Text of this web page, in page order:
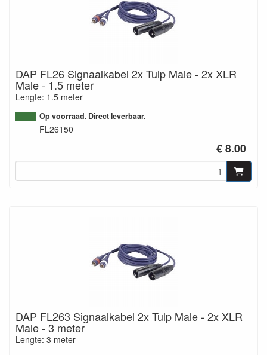
DAP FL26 Signaalkabel 2x Tulp Male - 2x XLR
Male - 1.5 meter
Lengte: 1.5 meter
Op voorraad. Direct leverbaar.
FL26150
€ 8.00
DAP FL263 Signaalkabel 2x Tulp Male - 2x XLR
Male - 3 meter
Lengte: 3 meter